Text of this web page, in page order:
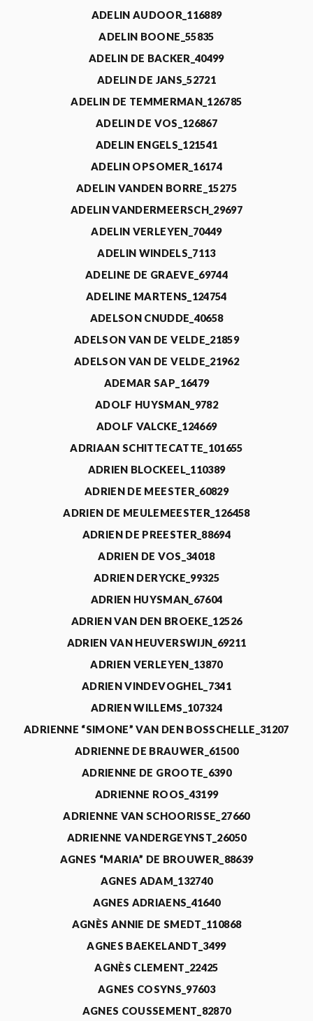
ADELIN AUDOOR_116889
ADELIN BOONE_55835
ADELIN DE BACKER_40499
ADELIN DE JANS_52721
ADELIN DE TEMMERMAN_126785
ADELIN DE VOS_126867
ADELIN ENGELS_121541
ADELIN OPSOMER_16174
ADELIN VANDEN BORRE_15275
ADELIN VANDERMEERSCH_29697
ADELIN VERLEYEN_70449
ADELIN WINDELS_7113
ADELINE DE GRAEVE_69744
ADELINE MARTENS_124754
ADELSON CNUDDE_40658
ADELSON VAN DE VELDE_21859
ADELSON VAN DE VELDE_21962
ADEMAR SAP_16479
ADOLF HUYSMAN_9782
ADOLF VALCKE_124669
ADRIAAN SCHITTECATTE_101655
ADRIEN BLOCKEEL_110389
ADRIEN DE MEESTER_60829
ADRIEN DE MEULEMEESTER_126458
ADRIEN DE PREESTER_88694
ADRIEN DE VOS_34018
ADRIEN DERYCKE_99325
ADRIEN HUYSMAN_67604
ADRIEN VAN DEN BROEKE_12526
ADRIEN VAN HEUVERSWIJN_69211
ADRIEN VERLEYEN_13870
ADRIEN VINDEVOGHEL_7341
ADRIEN WILLEMS_107324
ADRIENNE “SIMONE” VAN DEN BOSSCHELLE_31207
ADRIENNE DE BRAUWER_61500
ADRIENNE DE GROOTE_6390
ADRIENNE ROOS_43199
ADRIENNE VAN SCHOORISSE_27660
ADRIENNE VANDERGEYNST_26050
AGNES “MARIA” DE BROUWER_88639
AGNES ADAM_132740
AGNES ADRIAENS_41640
AGNÈS ANNIE DE SMEDT_110868
AGNES BAEKELANDT_3499
AGNÈS CLEMENT_22425
AGNES COSYNS_97603
AGNES COUSSEMENT_82870